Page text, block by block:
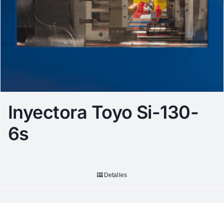
Inyectora Toyo Si-130-
6s
Detalles